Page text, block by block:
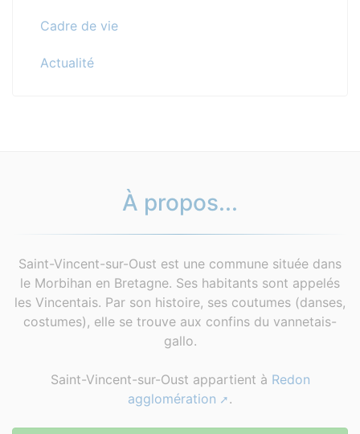
Cadre de vie
Actualité
À propos...
Saint-Vincent-sur-Oust est une commune située dans
le Morbihan en Bretagne. Ses habitants sont appelés
les Vincentais. Par son histoire, ses coutumes (danses,
costumes), elle se trouve aux confins du vannetais-
gallo.
Saint-Vincent-sur-Oust appartient à Redon
agglomération
.